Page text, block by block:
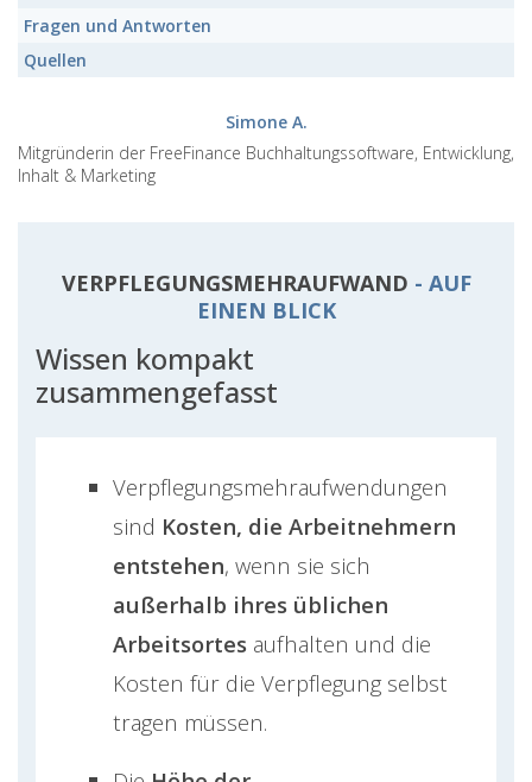
Fragen und Antworten
Quellen
Simone A.
Mitgründerin der FreeFinance Buchhaltungssoftware, Entwicklung,
Inhalt & Marketing
VERPFLEGUNGSMEHRAUFWAND - AUF
EINEN BLICK
Wissen kompakt
zusammengefasst
Verpflegungsmehraufwendungen
sind Kosten, die Arbeitnehmern
entstehen, wenn sie sich
außerhalb ihres üblichen
Arbeitsortes aufhalten und die
Kosten für die Verpflegung selbst
tragen müssen.